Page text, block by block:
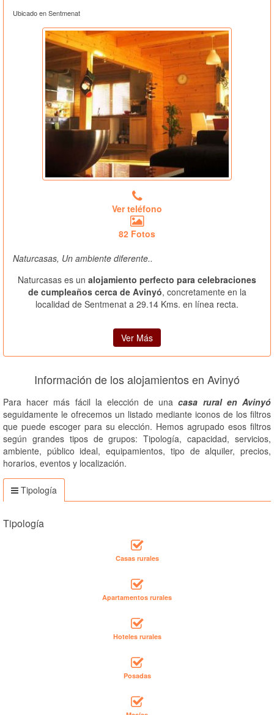
Ubicado en Sentmenat
Ver teléfono
82 Fotos
Naturcasas, Un ambiente diferente..
Naturcasas es un alojamiento perfecto para celebraciones
de cumpleaños cerca de Avinyó, concretamente en la
localidad de Sentmenat a 29.14 Kms. en línea recta.
Ver Más
Información de los alojamientos en Avinyó
Para hacer más fácil la elección de unacasa rural en Avinyó
seguidamente le ofrecemos un listado mediante iconos de los filtros
que puede escoger para su elección. Hemos agrupado esos filtros
según grandes tipos de grupos: Tipología, capacidad, servicios,
ambiente, público ideal, equipamientos, tipo de alquiler, precios,
horarios, eventos y localización.
Tipología
Tipología
Casas rurales
Apartamentos rurales
Hoteles rurales
Posadas